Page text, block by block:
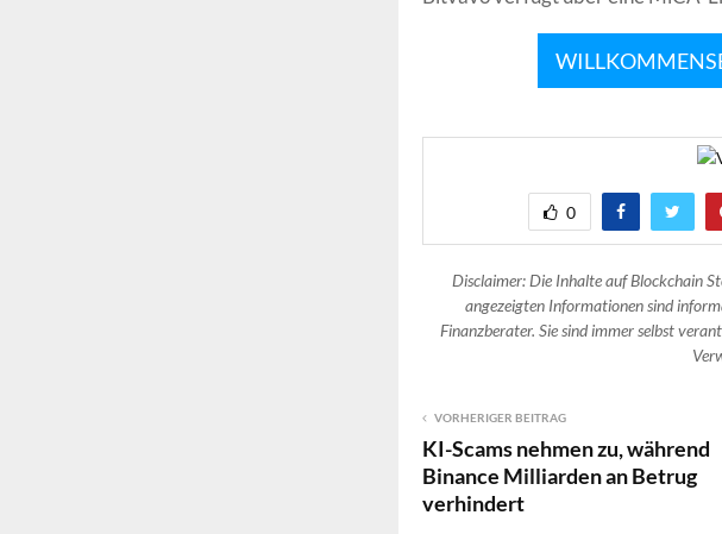
0
Disclaimer: Die Inhalte auf Blockchain
angezeigten Informationen sind
Finanzberater. Sie sind immer selbst
VORHERIGER BEITRAG
KI-Scams nehmen zu, während
Binance Milliarden an Betrug
verhindert